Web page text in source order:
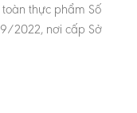
thực phẩm Số
2022, nơi cấp Sở